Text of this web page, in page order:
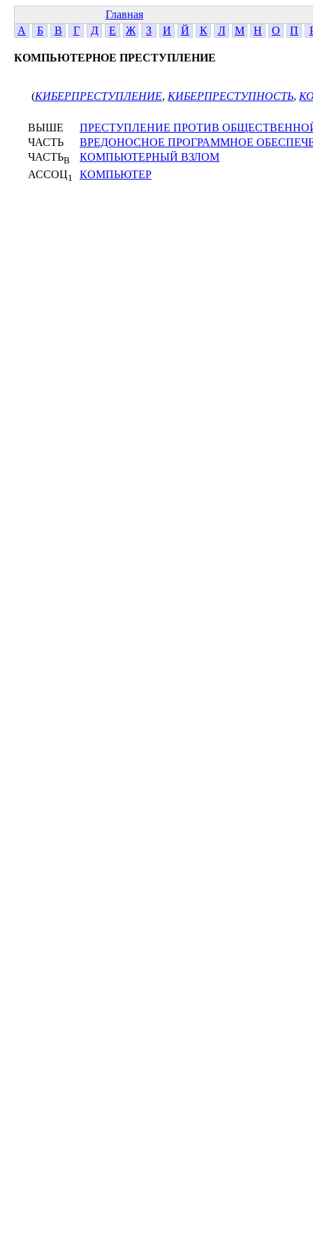
Главная
А
Б В Г Д Е Ж З И Й К Л М Н О П
КОМПЬЮТЕРНОЕ ПРЕСТУПЛЕНИЕ
(КИБЕРПРЕСТУПЛЕНИЕ, КИБЕРПРЕСТУПНОСТЬ,
ВЫШЕ
ПРЕСТУПЛЕНИЕ ПРОТИВ
ЧАСТЬ
ВРЕДОНОСНОЕ ПРОГРАММНОЕ
ЧАСТЬВ
КОМПЬЮТЕРНЫЙ ВЗЛОМ
АССОЦ1 КОМПЬЮТЕР